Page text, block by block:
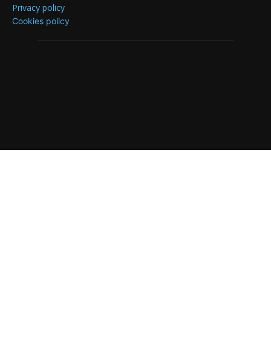
Privacy policy
Cookies policy